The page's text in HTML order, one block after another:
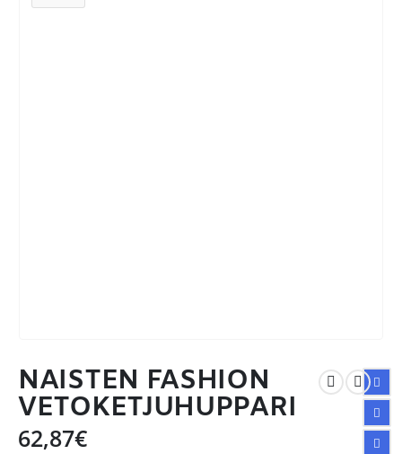
NAISTEN FASHION
VETOKETJUHUPPARI
62,87€